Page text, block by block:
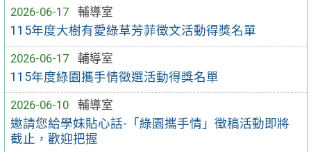
2026-06-17
輔導室
115年度大樹有愛綠草芳菲徵文活動得獎名單
2026-06-17
輔導室
115年度綠園攜手情徵選活動得獎名單
2026-06-10
輔導室
邀請您給學妹貼心話-「綠園攜手情」徵稿活動即將
截止，歡迎把握